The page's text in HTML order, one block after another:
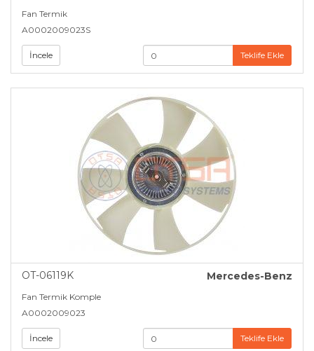
Fan Termik
A0002009023S
İncele Teklife Ekle
OT-06119K Mercedes-Benz
Fan Termik Komple
A0002009023
İncele Teklife Ekle